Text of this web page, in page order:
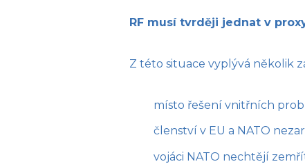
RF musí tvrději jednat v
Z této situace vyplývá několik
místo řešení vnitřních
členství v EU a NATO
vojáci NATO nechtějí